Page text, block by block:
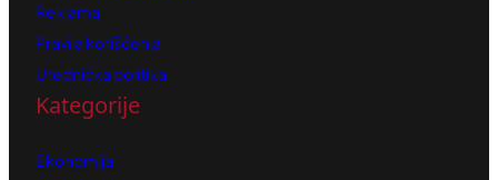
Reklama
Pravila korišćenja
Urednička politika
Kategorije
Ekonomija